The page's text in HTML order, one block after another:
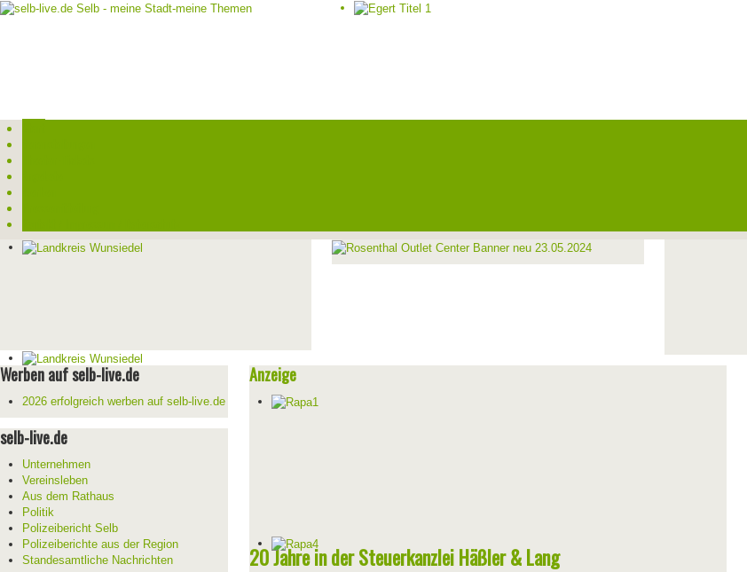
Werben auf selb-live.de
2026 erfolgreich werben auf selb-live.de
selb-live.de
Unternehmen
Vereinsleben
Aus dem Rathaus
Politik
Polizeibericht Selb
Polizeiberichte aus der Region
Standesamtliche Nachrichten
Anzeige
20 Jahre in der Steuerkanzlei Häßler & Lang